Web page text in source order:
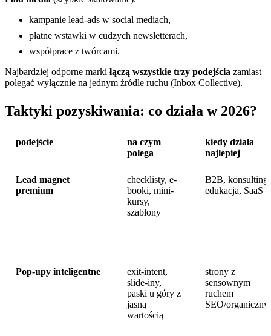
kampanie lead-ads w social mediach,
płatne wstawki w cudzych newsletterach,
współprace z twórcami.
Najbardziej odporne marki łączą wszystkie trzy podejścia zamiast
polegać wyłącznie na jednym źródle ruchu (Inbox Collective).
Taktyki pozyskiwania: co działa w 2026?
podejście
na czym
polega
kiedy działa
najlepiej
Lead magnet
premium
checklisty, e-
booki, mini-
kursy,
szablony
B2B, konsulting,
edukacja, SaaS
Pop-upy inteligentne
exit-intent,
slide-iny,
paski u góry z
jasną
wartością
strony z
sensownym
ruchem
SEO/